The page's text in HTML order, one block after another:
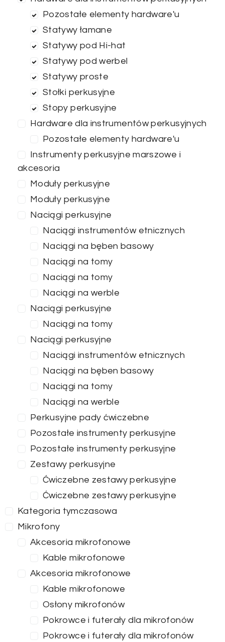
Pozostałe elementy hardware'u
Statywy łamane
Statywy pod Hi-hat
Statywy pod werbel
Statywy proste
Stołki perkusyjne
Stopy perkusyjne
Hardware dla instrumentów perkusyjnych
Pozostałe elementy hardware'u
Instrumenty perkusyjne marszowe i
akcesoria
Moduły perkusyjne
Moduły perkusyjne
Naciągi perkusyjne
Naciągi instrumentów etnicznych
Naciągi na bęben basowy
Naciągi na tomy
Naciągi na tomy
Naciągi na werble
Naciągi perkusyjne
Naciągi na tomy
Naciągi perkusyjne
Naciągi instrumentów etnicznych
Naciągi na bęben basowy
Naciągi na tomy
Naciągi na werble
Perkusyjne pady ćwiczebne
Pozostałe instrumenty perkusyjne
Pozostałe instrumenty perkusyjne
Zestawy perkusyjne
Ćwiczebne zestawy perkusyjne
Ćwiczebne zestawy perkusyjne
Kategoria tymczasowa
Mikrofony
Akcesoria mikrofonowe
Kable mikrofonowe
Akcesoria mikrofonowe
Kable mikrofonowe
Osłony mikrofonów
Pokrowce i futerały dla mikrofonów
Pokrowce i futerały dla mikrofonów
ZASTOSUJ FILTRY